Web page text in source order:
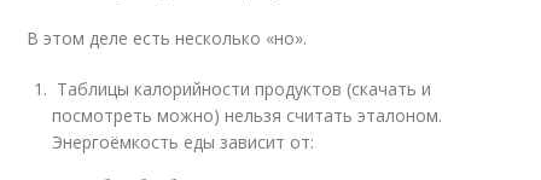
В этом деле есть несколько «но».
Таблицы калорийности продуктов (скачать и
посмотреть можно) нельзя считать эталоном.
Энергоёмкость еды зависит от: